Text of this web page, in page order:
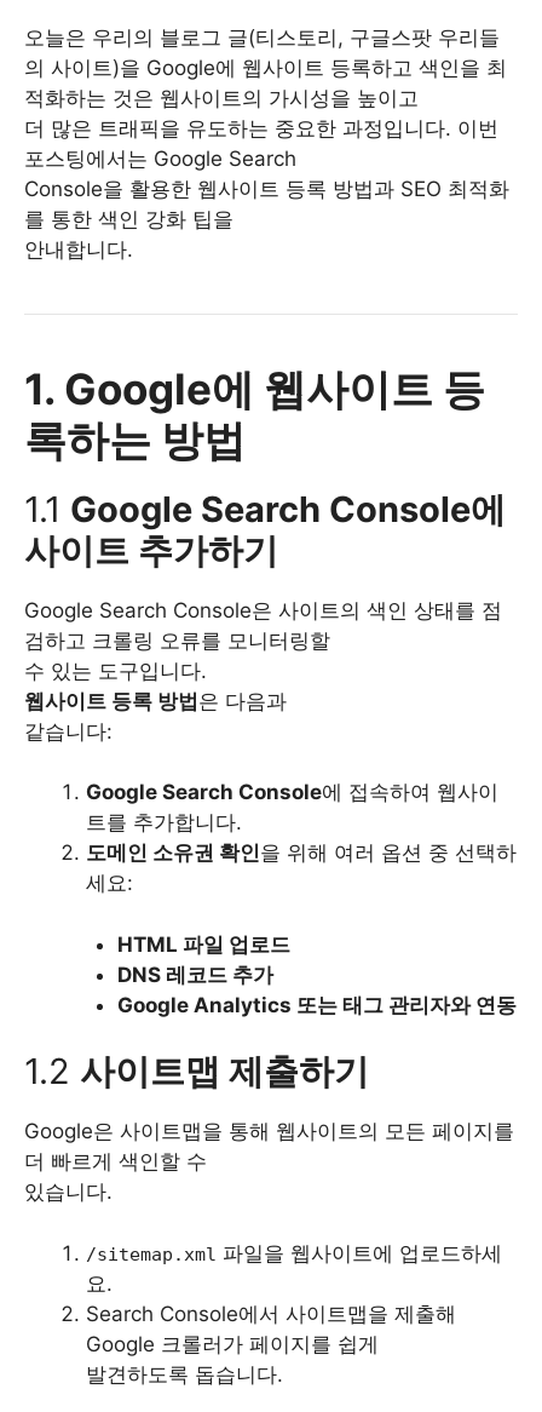
오늘은 우리의 블로그 글(티스토리, 구글스팟 우리들
의 사이트)을 Google에 웹사이트 등록하고 색인을 최
적화하는 것은 웹사이트의 가시성을 높이고
더 많은 트래픽을 유도하는 중요한 과정입니다. 이번
포스팅에서는 Google Search
Console을 활용한 웹사이트 등록 방법과 SEO 최적화
를 통한 색인 강화 팁을
안내합니다.
1. Google에 웹사이트 등
록하는 방법
1.1 Google Search Console에
사이트 추가하기
Google Search Console은 사이트의 색인 상태를 점
검하고 크롤링 오류를 모니터링할
수 있는 도구입니다.
웹사이트 등록 방법은 다음과
같습니다:
Google Search Console에 접속하여 웹사이
트를 추가합니다.
도메인 소유권 확인을 위해 여러 옵션 중 선택하
세요:
HTML 파일 업로드
DNS 레코드 추가
Google Analytics 또는 태그 관리자와 연동
1.2 사이트맵 제출하기
Google은 사이트맵을 통해 웹사이트의 모든 페이지를
더 빠르게 색인할 수
있습니다.
/sitemap.xml 파일을 웹사이트에 업로드하세
요.
Search Console에서 사이트맵을 제출해
Google 크롤러가 페이지를 쉽게
발견하도록 돕습니다.